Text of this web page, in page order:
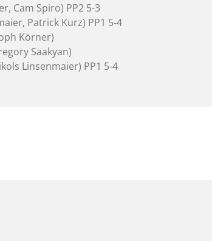
Cam Spiro) PP2 5-3
Patrick Kurz) PP1 5-4
Körner)
Saakyan)
Linsenmaier) PP1 5-4